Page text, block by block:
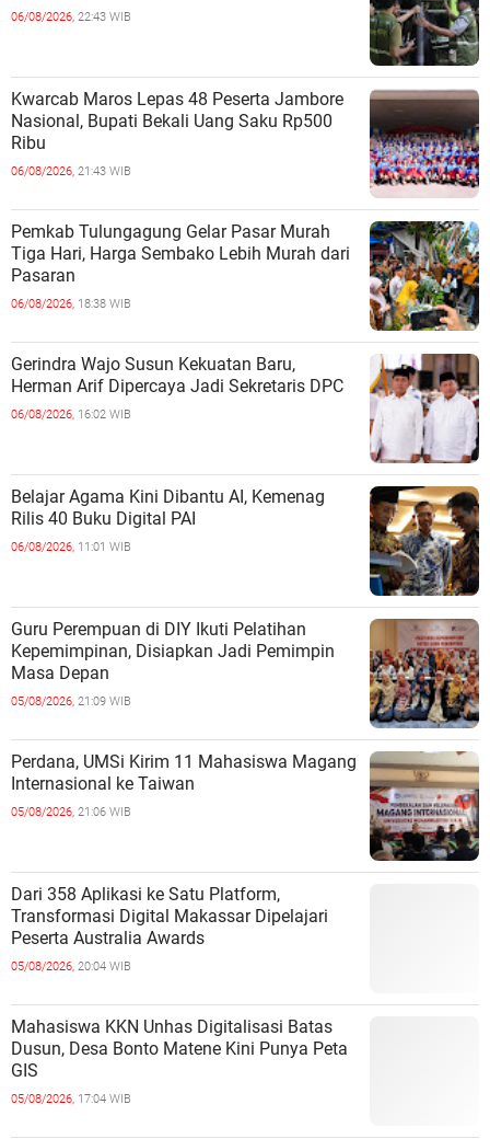
06/08/2026, 22:43 WIB
Kwarcab Maros Lepas 48 Peserta Jambore
Nasional, Bupati Bekali Uang Saku Rp500
Ribu
06/08/2026, 21:43 WIB
Pemkab Tulungagung Gelar Pasar Murah
Tiga Hari, Harga Sembako Lebih Murah dari
Pasaran
06/08/2026, 18:38 WIB
Gerindra Wajo Susun Kekuatan Baru,
Herman Arif Dipercaya Jadi Sekretaris DPC
06/08/2026, 16:02 WIB
Belajar Agama Kini Dibantu AI, Kemenag
Rilis 40 Buku Digital PAI
06/08/2026, 11:01 WIB
Guru Perempuan di DIY Ikuti Pelatihan
Kepemimpinan, Disiapkan Jadi Pemimpin
Masa Depan
05/08/2026, 21:09 WIB
Perdana, UMSi Kirim 11 Mahasiswa Magang
Internasional ke Taiwan
05/08/2026, 21:06 WIB
Dari 358 Aplikasi ke Satu Platform,
Transformasi Digital Makassar Dipelajari
Peserta Australia Awards
05/08/2026, 20:04 WIB
Mahasiswa KKN Unhas Digitalisasi Batas
Dusun, Desa Bonto Matene Kini Punya Peta
GIS
05/08/2026, 17:04 WIB